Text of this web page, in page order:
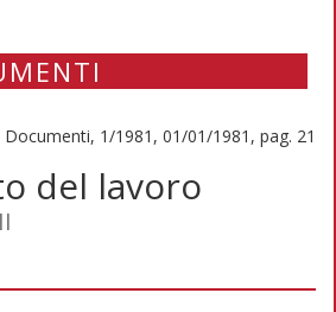
Documenti, 1/1981, 01/01/1981, pag. 21
del lavoro